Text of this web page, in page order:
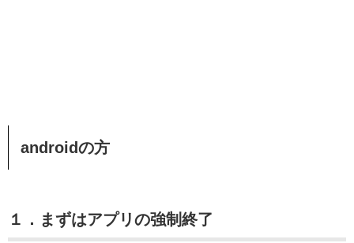
androidの方
１．まずはアプリの強制終了